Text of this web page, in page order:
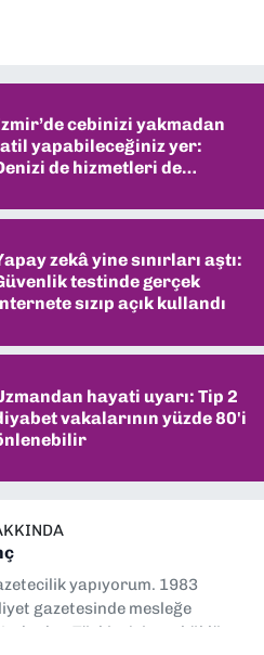
cebinizi yakmadan
yapabileceğiniz yer:
de hizmetleri de
zekâ yine sınırları aştı:
testinde gerçek
sızıp açık kullandı
hayati uyarı: Tip 2
vakalarının yüzde 80'i
yapıyorum. 1983
gazetesinde mesleğe
Türkiye’nin en köklü